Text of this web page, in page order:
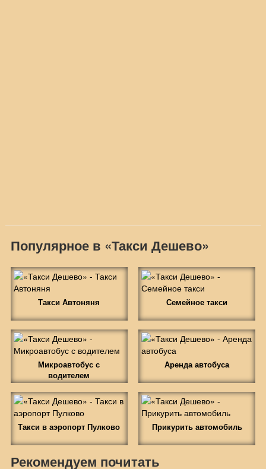
Популярное в «Такси Дешево»
Такси Автоняня Семейное такси
Микроавтобус с
водителем
Аренда автобуса
Такси в аэропорт Пулково Прикурить автомобиль
Рекомендуем почитать